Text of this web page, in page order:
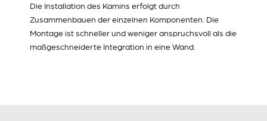
Die Installation des Kamins erfolgt durch
Zusammenbauen der einzelnen Komponenten. Die
Montage ist schneller und weniger anspruchsvoll als die
maßgeschneiderte Integration in eine Wand.